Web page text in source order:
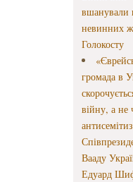
вшанували
невинних
Голокосту
громада в
війну, а не
Вааду
Едуард